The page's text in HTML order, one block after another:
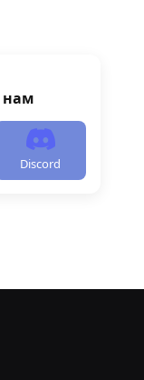
нам
Discord